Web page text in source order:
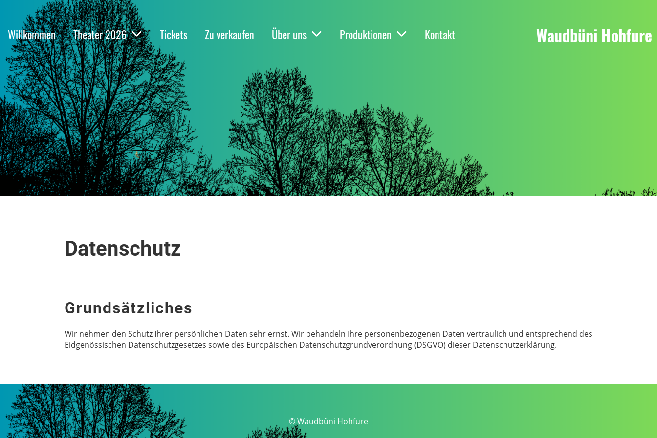
Willkommen Theater 2026 Tickets Zu verkaufen Über uns Produktionen Kontakt Waudbüni Hohfure
Datenschutz
Grundsätzliches
Wir nehmen den Schutz Ihrer persönlichen Daten sehr ernst. Wir behandeln Ihre personenbezogenen Daten vertraulich und entsprechend des
Eidgenössischen Datenschutzgesetzes sowie des Europäischen Datenschutzgrundverordnung (DSGVO) dieser Datenschutzerklärung.
© Waudbüni Hohfure